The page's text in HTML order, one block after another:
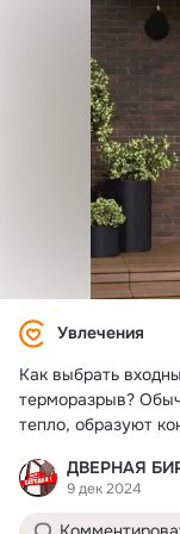
замерщики —
определят
Увлечения
Как выбрать
терморазрыв?
тепло, образуют
Терморазрыв
внутреннюю часть
тепла, конденсат
ДВЕРНАЯ
9 дек 2024